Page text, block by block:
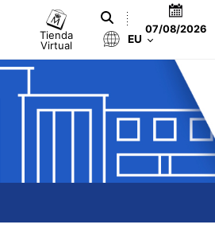
Tienda
Virtual
07/08/2026
EU